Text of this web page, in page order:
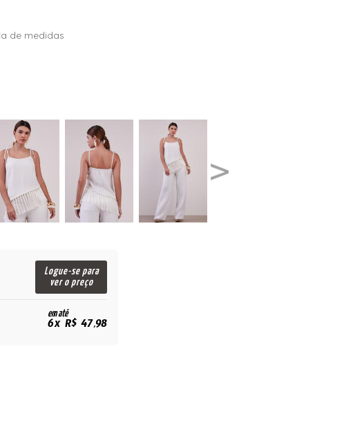
de medidas
Logue-se para
ver o preço
em até
6x R$ 47,98